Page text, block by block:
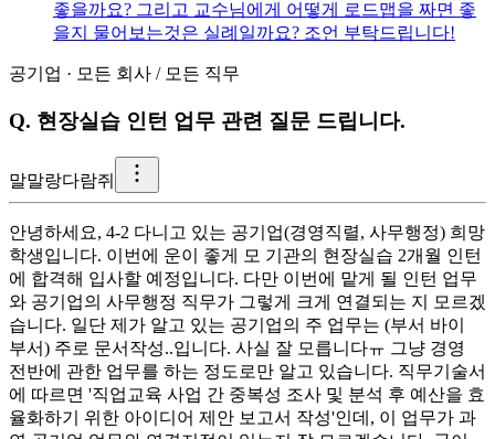
좋을까요? 그리고 교수님에게 어떻게 로드맵을 짜면 좋
을지 물어보는것은 실례일까요? 조언 부탁드립니다!
공기업 · 모든 회사 / 모든 직무
Q. 현장실습 인턴 업무 관련 질문 드립니다.
말말랑다람쥐
안녕하세요, 4-2 다니고 있는 공기업(경영직렬, 사무행정) 희망
학생입니다. 이번에 운이 좋게 모 기관의 현장실습 2개월 인턴
에 합격해 입사할 예정입니다. 다만 이번에 맡게 될 인턴 업무
와 공기업의 사무행정 직무가 그렇게 크게 연결되는 지 모르겠
습니다. 일단 제가 알고 있는 공기업의 주 업무는 (부서 바이
부서) 주로 문서작성..입니다. 사실 잘 모릅니다ㅠ 그냥 경영
전반에 관한 업무를 하는 정도로만 알고 있습니다. 직무기술서
에 따르면 '직업교육 사업 간 중복성 조사 및 분석 후 예산을 효
율화하기 위한 아이디어 제안 보고서 작성'인데, 이 업무가 과